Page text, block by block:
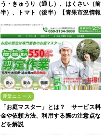
う・きゅうり（通し）、はくさい（前
半）、トマト（後半）【青果市況情報
農業ニュース
「お庭マスター」とは？ サービス料
金や依頼方法、利用する際の注意点な
どを解説